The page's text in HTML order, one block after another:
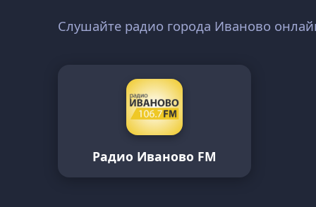
Слушайте радио города Иваново
Радио Иваново FM